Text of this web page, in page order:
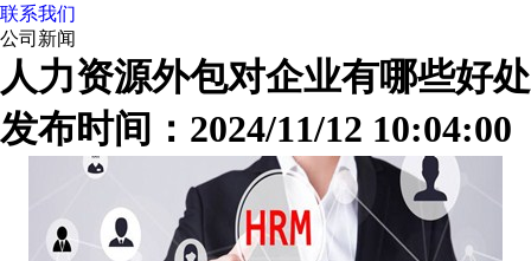
联系我们
公司新闻
人力资源外包对企业有哪些好处
发布时间：2024/11/12 10:04:00